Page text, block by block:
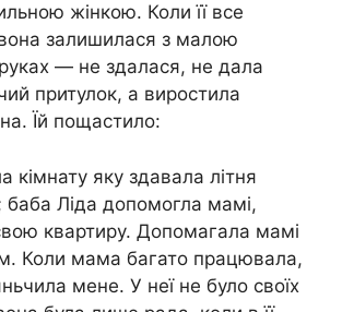
жінкою. Коли її все
залишилася з малою
— не здалася, не дала
притулок, а виростила
Їй пощастило:
кімнату яку здавала літня
баба Ліда допомогла мамі,
квартиру. Допомагала мамі
Коли мама багато працювала,
мене. У неї не було своїх